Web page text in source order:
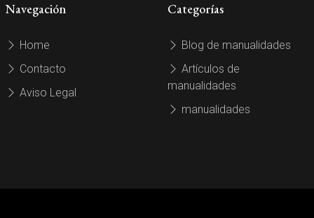
Navegación
Home
Contacto
Aviso Legal
Categorías
Blog de manualidades
Artículos de
manualidades
manualidades